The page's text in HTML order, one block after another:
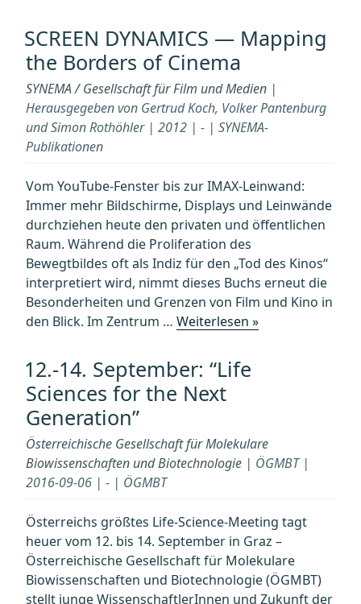
Straub
&
Danièle
Huillet“
SCREEN DYNAMICS — Mapping
the Borders of Cinema
SYNEMA / Gesellschaft für Film und Medien |
Herausgegeben von Gertrud Koch, Volker Pantenburg
und Simon Rothöhler | 2012 | - | SYNEMA-
Publikationen
Vom YouTube-Fenster bis zur IMAX-Leinwand:
Immer mehr Bildschirme, Displays und Leinwände
durchziehen heute den privaten und öffentlichen
Raum. Während die Proliferation des
Bewegtbildes oft als Indiz für den „Tod des Kinos“
interpretiert wird, nimmt dieses Buchs erneut die
Besonderheiten und Grenzen von Film und Kino in
den Blick. Im Zentrum … Weiterlesen »„SCREEN
Cinema“
12.-14. September: “Life
Sciences for the Next
Generation”
Österreichische Gesellschaft für Molekulare
Biowissenschaften und Biotechnologie | ÖGMBT |
2016-09-06 | - | ÖGMBT
Österreichs größtes Life-Science-Meeting tagt
heuer vom 12. bis 14. September in Graz –
Österreichische Gesellschaft für Molekulare
Biowissenschaften und Biotechnologie (ÖGMBT)
stellt junge WissenschaftlerInnen und Zukunft der